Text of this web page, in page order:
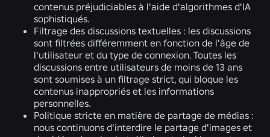
contenus préjudiciables à l'aide d'algorithmes d'IA
sophistiqués.
Filtrage des discussions textuelles : les discussions
sont filtrées différemment en fonction de l'âge de
l'utilisateur et du type de connexion. Toutes les
discussions entre utilisateurs de moins de 13 ans
sont soumises à un filtrage strict, qui bloque les
contenus inappropriés et les informations
personnelles.
Politique stricte en matière de partage de médias :
nous continuons d'interdire le partage d'images et